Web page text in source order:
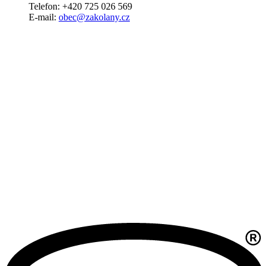
Telefon: +420 725 026 569
E-mail: obec@zakolany.cz